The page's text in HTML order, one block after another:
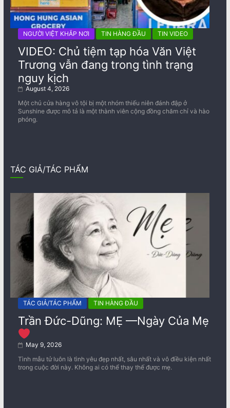
NGƯỜI VIỆT KHẮP NƠI TIN HÀNG ĐẦU TIN VIDEO
VIDEO: Chủ tiệm tạp hóa Văn Việt
Trương vẫn đang trong tình trạng
nguy kịch
August 4, 2026
Một chủ cửa hàng vô tội bị một nhóm thiếu niên đánh đập ở
Sunshine được mô tả là một thành viên cộng đồng chăm chỉ và hào
phóng.
TÁC GIẢ/TÁC PHẨM
TÁC GIẢ/TÁC PHẨM TIN HÀNG ĐẦU
Trần Đức-Dũng: MẸ —Ngày Của Mẹ
May 9, 2026
Tình mẫu tử luôn là tình yêu đẹp nhất, sâu nhất và vô điều kiện nhất
trong cuộc đời này. Không ai có thể thay thế được mẹ.